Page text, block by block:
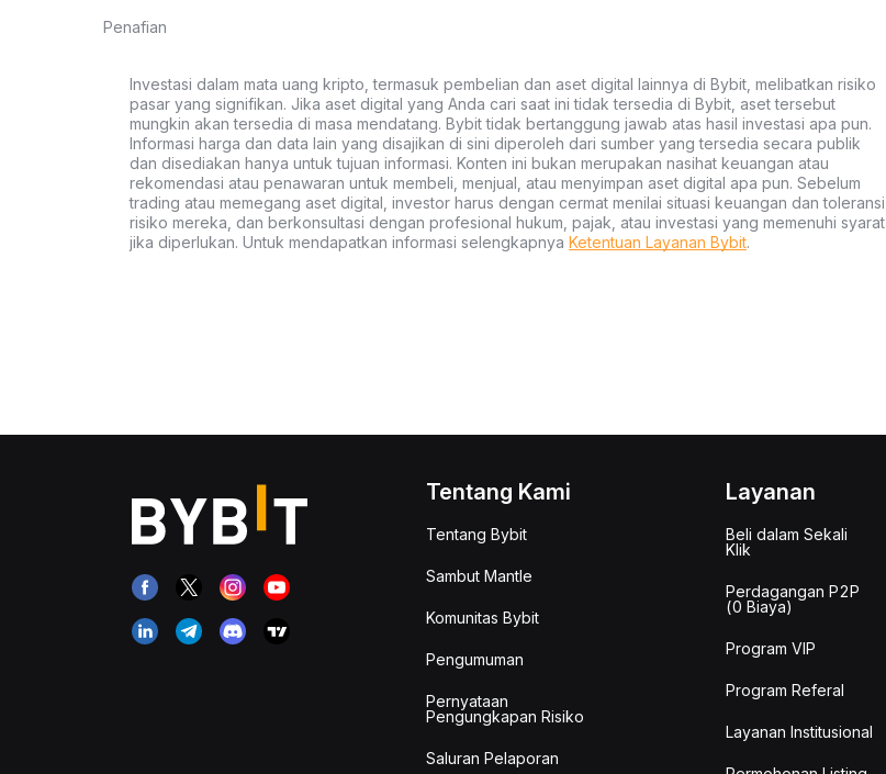
Penafian
Investasi dalam mata uang kripto, termasuk pembelian dan aset digital lainnya di Bybit, melibatkan risiko
pasar yang signifikan. Jika aset digital yang Anda cari saat ini tidak tersedia di Bybit, aset tersebut
mungkin akan tersedia di masa mendatang. Bybit tidak bertanggung jawab atas hasil investasi apa pun.
Informasi harga dan data lain yang disajikan di sini diperoleh dari sumber yang tersedia secara publik
dan disediakan hanya untuk tujuan informasi. Konten ini bukan merupakan nasihat keuangan atau
rekomendasi atau penawaran untuk membeli, menjual, atau menyimpan aset digital apa pun. Sebelum
trading atau memegang aset digital, investor harus dengan cermat menilai situasi keuangan dan toleransi
risiko mereka, dan berkonsultasi dengan profesional hukum, pajak, atau investasi yang memenuhi syarat
jika diperlukan. Untuk mendapatkan informasi selengkapnya Ketentuan Layanan Bybit.
Tentang Kami
Tentang Bybit
Sambut Mantle
Komunitas Bybit
Pengumuman
Pernyataan
Pengungkapan Risiko
Saluran Pelaporan
Layanan
Beli dalam Sekali
Klik
Perdagangan P2P
(0 Biaya)
Program VIP
Program Referal
Layanan Institusional